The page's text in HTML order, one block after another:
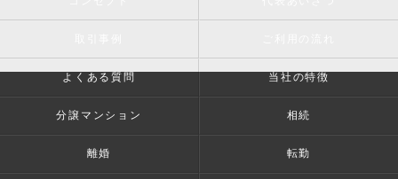
よくある質問 当社の特徴
分譲マンション 相続
離婚 転勤